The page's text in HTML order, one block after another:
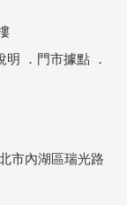
明 ． 門市據點 ．
市內湖區瑞光路